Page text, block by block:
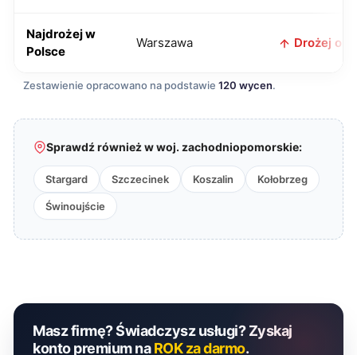
Najdrożej w
Polsce
Warszawa Drożej o 11
Zestawienie opracowano na podstawie 120 wycen.
Sprawdź również w woj. zachodniopomorskie:
Stargard Szczecinek Koszalin Kołobrzeg
Świnoujście
Masz firmę? Świadczysz usługi? Zyskaj
konto premium naROK za darmo.